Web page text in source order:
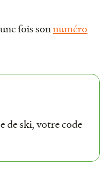
fois sonnuméro
de ski, votre code